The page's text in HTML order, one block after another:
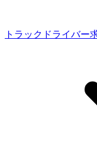
トラックドライバー